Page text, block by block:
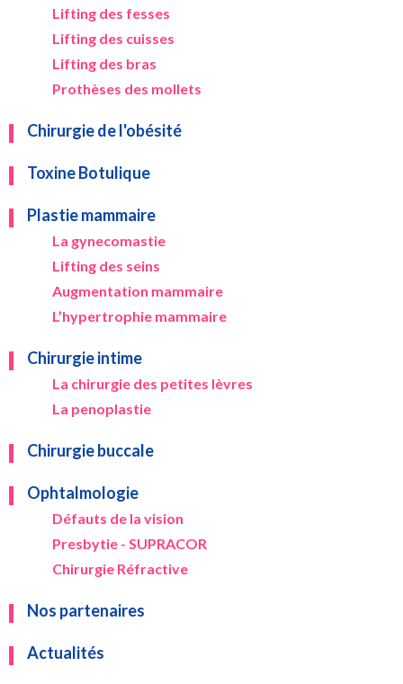
Lifting des fesses
Lifting des cuisses
Lifting des bras
Prothèses des mollets
Chirurgie de l'obésité
Toxine Botulique
Plastie mammaire
La gynecomastie
Lifting des seins
Augmentation mammaire
L’hypertrophie mammaire
Chirurgie intime
La chirurgie des petites lèvres
La penoplastie
Chirurgie buccale
Ophtalmologie
Défauts de la vision
Presbytie - SUPRACOR
Chirurgie Réfractive
Nos partenaires
Actualités